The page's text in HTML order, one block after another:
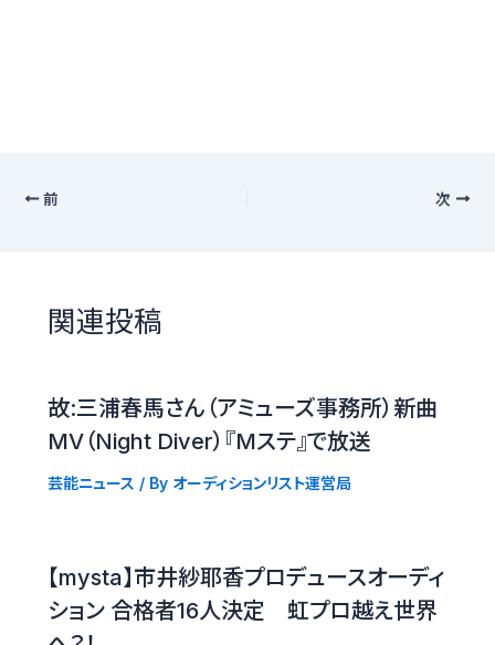
前 次
関連投稿
故:三浦春馬さん（アミューズ事務所）新曲
MV（Night Diver）『Mステ』で放送
芸能ニュース / By オーディションリスト運営局
【mysta】市井紗耶香プロデュースオーディ
ション 合格者16人決定 虹プロ越え世界